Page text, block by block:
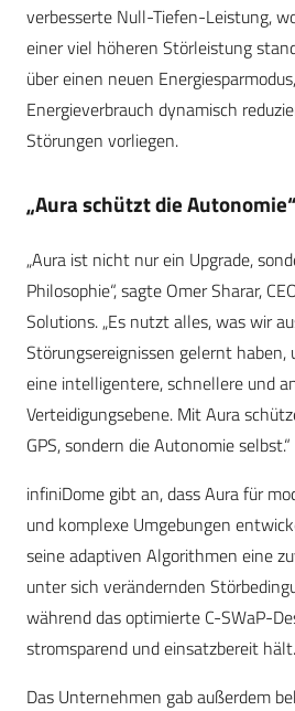
verbesserte Null-Tiefen-Leistung,
einer viel höheren Störleistung
über einen neuen
Energieverbrauch dynamisch
Störungen vorliegen.
„Aura schützt die Autonomie“
„Aura ist nicht nur ein Upgrade,
Philosophie“, sagte Omer Sharar,
Solutions. „Es nutzt alles, was wir
Störungsereignissen gelernt
eine intelligentere, schnellere und
Verteidigungsebene. Mit Aura
GPS, sondern die Autonomie selbst.“
infiniDome gibt an, dass Aura für
und komplexe Umgebungen
seine adaptiven Algorithmen eine
unter sich verändernden
während das optimierte C-SWaP-
stromsparend und einsatzbereit hält.
Das Unternehmen gab außerdem